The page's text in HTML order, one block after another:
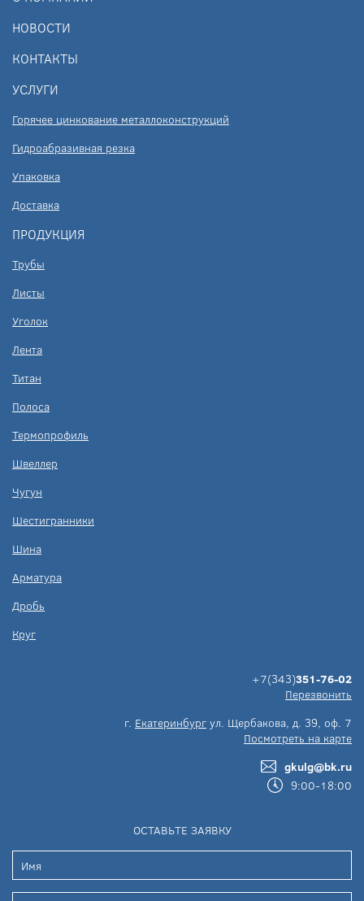
НОВОСТИ
КОНТАКТЫ
УСЛУГИ
Горячее цинкование металлоконструкций
Гидроабразивная резка
Упаковка
Доставка
ПРОДУКЦИЯ
Трубы
Листы
Уголок
Лента
Титан
Полоса
Термопрофиль
Швеллер
Чугун
Шестигранники
Шина
Арматура
Дробь
Круг
+7(343)351-76-02
Перезвонить
г. Екатеринбург ул. Щербакова, д. 39, оф. 7
Посмотреть на карте
gkulg@bk.ru
9:00-18:00
ОСТАВЬТЕ ЗАЯВКУ